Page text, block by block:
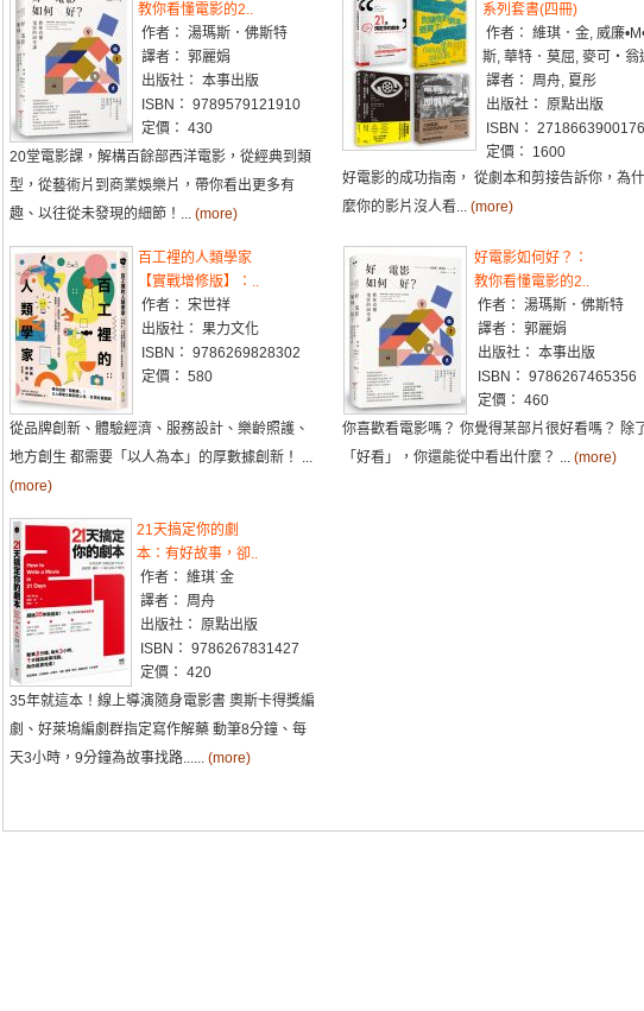
教你看懂電影的2..
作者： 湯瑪斯．佛斯特
譯者： 郭麗娟
出版社： 本事出版
ISBN： 9789579121910
定價： 430
20堂電影課，解構百餘部西洋電影，從經典到類
型，從藝術片到商業娛樂片，帶你看出更多有
趣、以往從未發現的細節！... (more)
系列套書(四冊)
作者： 維琪．金, 威廉
斯, 華特．莫屈, 麥可‧翁
譯者： 周舟, 夏彤
出版社： 原點出版
ISBN： 2718663900176
定價： 1600
好電影的成功指南， 從劇本和剪接告訴你，為什
麼你的影片沒人看... (more)
百工裡的人類學家
【實戰增修版】：..
作者： 宋世祥
出版社： 果力文化
ISBN： 9786269828302
定價： 580
從品牌創新、體驗經濟、服務設計、樂齡照護、
地方創生 都需要「以人為本」的厚數據創新！ ...
(more)
好電影如何好？：
教你看懂電影的2..
作者： 湯瑪斯．佛斯特
譯者： 郭麗娟
出版社： 本事出版
ISBN： 9786267465356
定價： 460
你喜歡看電影嗎？ 你覺得某部片很好看嗎？ 除
「好看」，你還能從中看出什麼？ ... (more)
21天搞定你的劇
本：有好故事，卻..
作者： 維琪˙金
譯者： 周舟
出版社： 原點出版
ISBN： 9786267831427
定價： 420
35年就這本！線上導演隨身電影書 奧斯卡得獎編
劇、好萊塢編劇群指定寫作解藥 動筆8分鐘、每
天3小時，9分鐘為故事找路...... (more)